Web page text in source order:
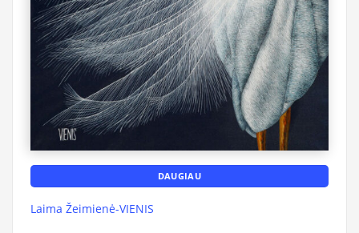
DAUGIAU
Laima Žeimienė-VIENIS